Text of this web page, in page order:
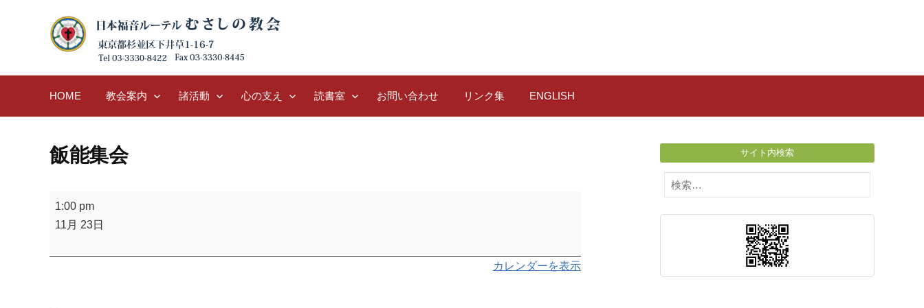
HOME 教会案内 諸活動 心の支え 読書室 お問い合わせ リンク集 ENGLISH
飯能集会
飯
能
会
1:00 pm
11月 23日
カレンダーを表示
サイト内検索
検
索: